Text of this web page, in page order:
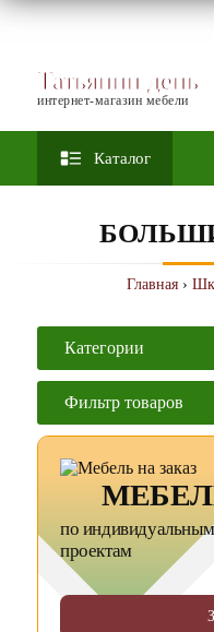
Татьянин день
интернет-магазин мебели
Каталог
Главная›
Категории
Фильтр товаров
по индивидуальным
проектам